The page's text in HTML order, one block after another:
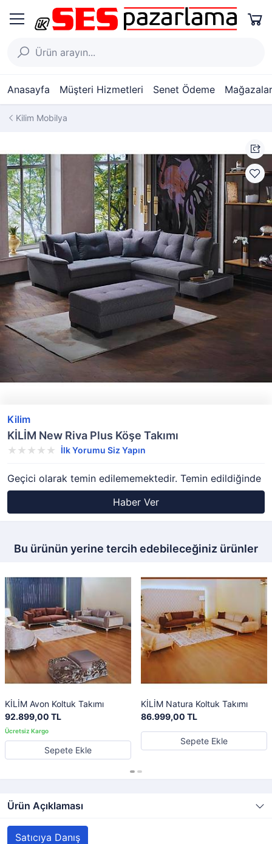
Anasayfa Müşteri Hizmetleri Senet Ödeme
Kilim Mobilya
Kilim
KİLİM New Riva Plus Köşe Takımı
İlk Yorumu Siz Yapın
Geçici olarak temin edilememektedir. Temin edildiğinde
Haber Ver
Bu ürünün yerine tercih edebileceğiniz ürünler
KİLİM Avon Koltuk Takımı
92.899,00 TL
Sepete Ekle
KİLİM Natura Koltuk Takımı
86.999,00 TL
Sepete Ekle
Ürün Açıklaması
Satıcıya Danış